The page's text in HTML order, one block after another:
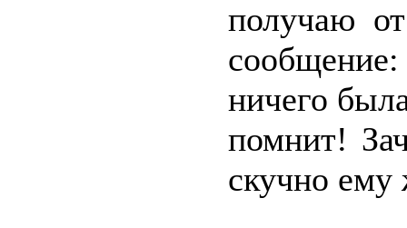
получаю
ничего
помнит!
скучно ему